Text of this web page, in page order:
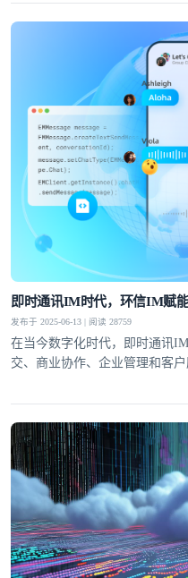
即时通讯IM时代，环信IM赋
发布于 2025-06-13 | 阅读 28759
在当今数字化时代，即时通讯
交、商业协作、企业管理和客
可靠、低延迟、高并发、安全
业同频发展，进行新一轮变革。